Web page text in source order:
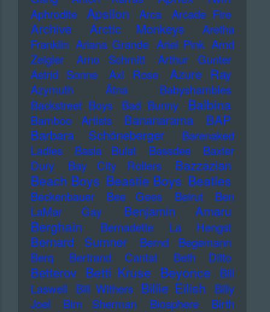
Aphrodite Apsilon Arca Arcade Fire
Archive Arctic Monkeys
Aretha
Franklin Ariana Grande Ariel Pink Arnd
Zeigler
Arno Schmitt
Arthur Gunter
Astrid Sonne
Axl Rose Azure Ray
Azymuth Ätna
Babyshambles
Backstreet Boys
Bad Bunny Balbina
Bamboo Artists Bananarama
BAP
Barbara Schöneberger
Barenaked
Ladies
Basia Bulat Bassdee
Baxter
Dury
Bay City Rollers Bazzazian
Beach Boys Beastie Boys Beatles
Beckenbauer Bee Gees Beirut
Ben
LaMar Gay
Benjamin Amaru
Berghain Bernadette La Hengst
Bernard Sumner
Bernd Begemann
Berq
Bertrand Cantat Beth Ditto
Betterov Betti Kruse Beyonce
Bill
Laswell
Bill Withers Billie Eilish
Billy
Joel
Bim Sherman Biosphere
Birth